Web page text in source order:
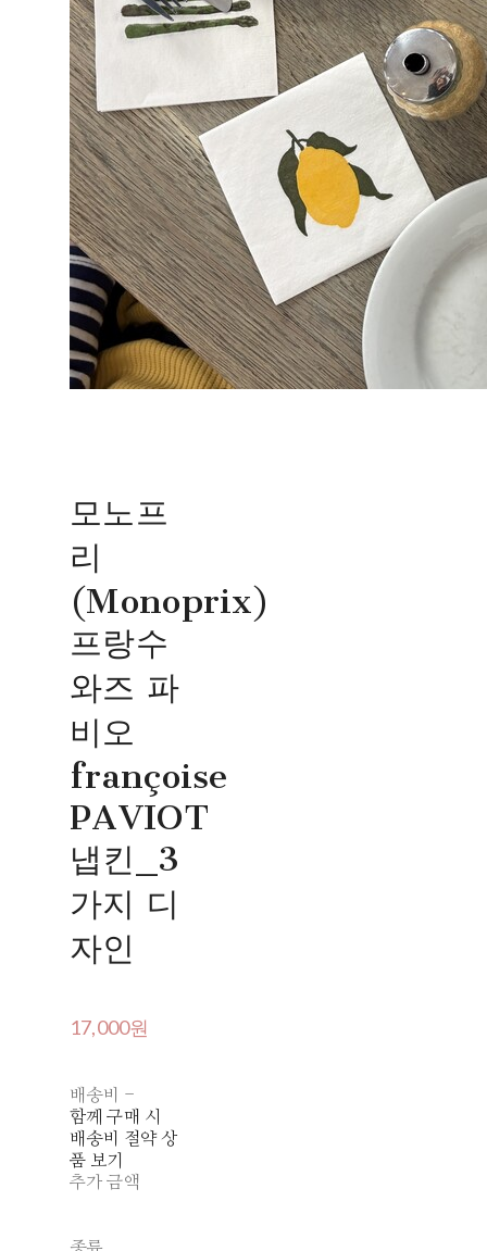
모노프
리
(Monoprix)
프랑수
와즈 파
비오
françoise
PAVIOT
냅킨_3
가지 디
자인
17,000원
배송비 -
함께 구매 시
배송비 절약 상
품 보기
추가 금액